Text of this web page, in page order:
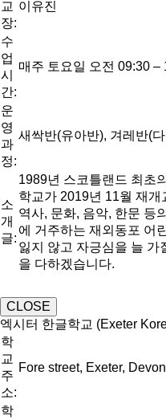
교
장:
이유진
수
업
시
간:
매주 토요일 오전 09:30 –
운
영
과
정:
새싹반(유아반), 겨레반(
소
개
글:
1989년 스코틀랜드 최초
학교가 2019년 11월 재개
역사, 문화, 음악, 한문 등
에 거주하는 재외동포 어
잃지 않고 자긍심을 늘 가
을 다하겠습니다.
CLOSE
엑시터 한글학교 (Exeter
학
교
주
소:
Fore street, Exeter,
학